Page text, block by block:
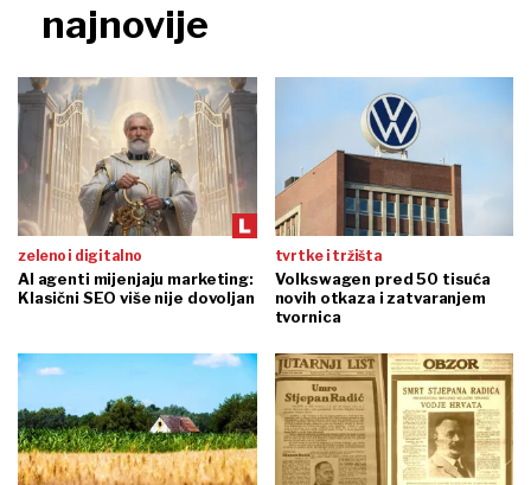
najnovije
zeleno i digitalno
AI agenti mijenjaju marketing:
Klasični SEO više nije dovoljan
tvrtke i tržišta
Volkswagen pred 50 tisuća
novih otkaza i zatvaranjem
tvornica